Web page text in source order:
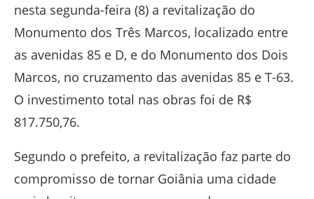
nesta segunda-feira (8) a revitalização do
Monumento dos Três Marcos, localizado entre
as avenidas 85 e D, e do Monumento dos Dois
Marcos, no cruzamento das avenidas 85 e T-63.
O investimento total nas obras foi de R$
817.750,76.
Segundo o prefeito, a revitalização faz parte do
compromisso de tornar Goiânia uma cidade